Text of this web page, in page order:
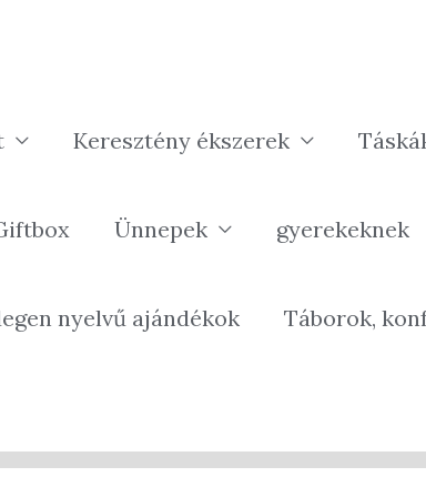
Keresztény ékszerek
Ünnepek gyerekeknek
nyelvű ajándékok Táborok,